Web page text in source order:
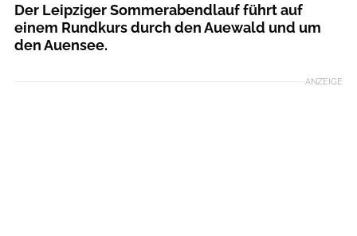
Der Leipziger Sommerabendlauf führt auf
einem Rundkurs durch den Auewald und um
den Auensee.
ANZEIGE